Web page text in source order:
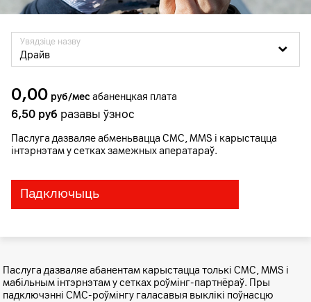
Драйв
Увядзіце назву
0,00 руб/мес абаненцкая плата
6,50 руб разавы ўзнос
Паслуга дазваляе абменьвацца СМС, MMS і карыстацца
інтэрнэтам у сетках замежных аператараў.
Падключыць
Паслуга дазваляе абанентам карыстацца толькі СМС, MMS і
мабільным інтэрнэтам у сетках роўмінг-партнёраў. Пры
падключэнні СМС-роўмінгу галасавыя выклікі поўнасцю